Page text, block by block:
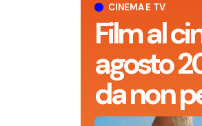
CINEMA E TV
Film al
agosto
da non